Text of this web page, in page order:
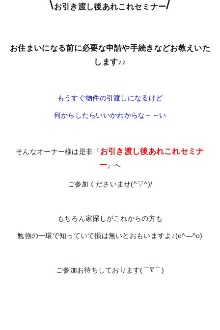
お引き渡し後あれこれセミナー
お住まいになる前に必要な申請や手続きなどお教えいた
します♪♪
もうすぐ物件の引渡しになるけど
何からしたらいいかわからな～～い
そんなオーナー様は是非『お引き渡し後あれこれセミナ
ー』へ
ご参加くださいませ(^▽^)/
もちろん家探しがこれからの方も
勉強の一環で知っていて損は無いとおもいますよ♪(o^―^o)
ご参加お待ちしております(⌒∇⌒)